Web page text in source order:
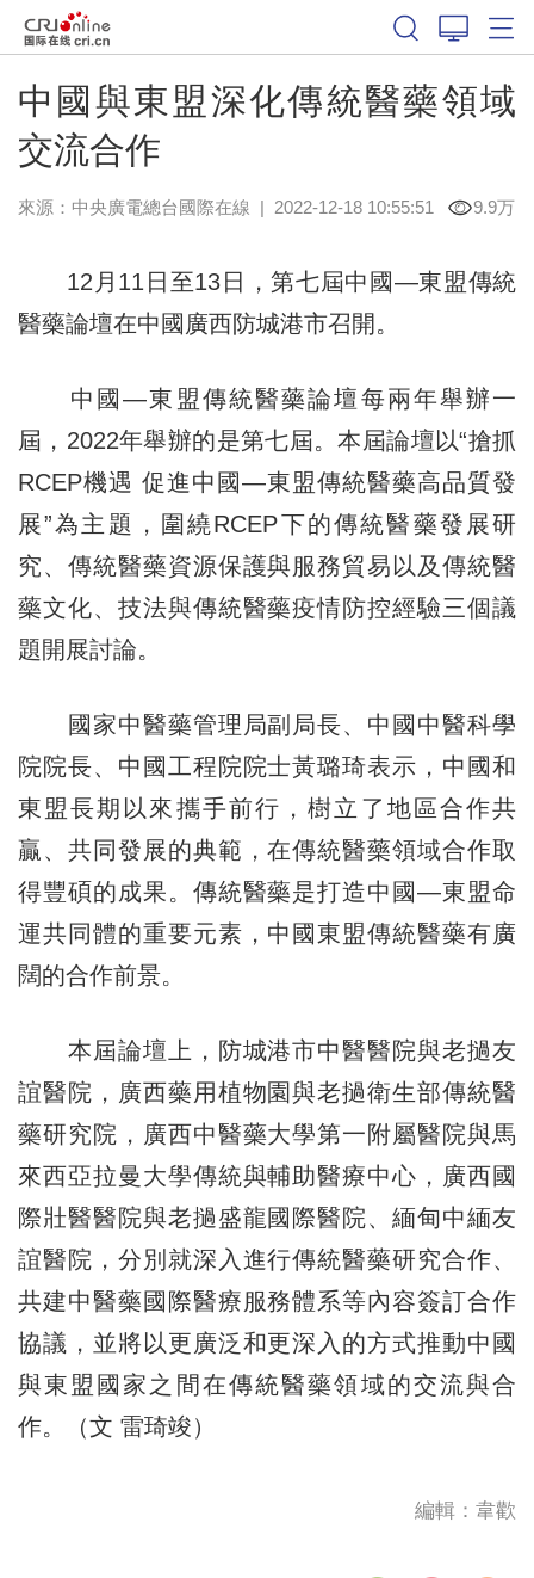
中國與東盟深化傳統醫藥領域
交流合作
來源：中央廣電總台國際在線 | 2022-12-18 10:55:51 9.9万
12月11日至13日，第七屆中國—東盟傳統
醫藥論壇在中國廣西防城港市召開。
中國—東盟傳統醫藥論壇每兩年舉辦一
屆，2022年舉辦的是第七屆。本屆論壇以“搶抓
RCEP機遇 促進中國—東盟傳統醫藥高品質發
展”為主題，圍繞RCEP下的傳統醫藥發展研
究、傳統醫藥資源保護與服務貿易以及傳統醫
藥文化、技法與傳統醫藥疫情防控經驗三個議
題開展討論。
國家中醫藥管理局副局長、中國中醫科學
院院長、中國工程院院士黃璐琦表示，中國和
東盟長期以來攜手前行，樹立了地區合作共
贏、共同發展的典範，在傳統醫藥領域合作取
得豐碩的成果。傳統醫藥是打造中國—東盟命
運共同體的重要元素，中國東盟傳統醫藥有廣
闊的合作前景。
本屆論壇上，防城港市中醫醫院與老撾友
誼醫院，廣西藥用植物園與老撾衛生部傳統醫
藥研究院，廣西中醫藥大學第一附屬醫院與馬
來西亞拉曼大學傳統與輔助醫療中心，廣西國
際壯醫醫院與老撾盛龍國際醫院、緬甸中緬友
誼醫院，分別就深入進行傳統醫藥研究合作、
共建中醫藥國際醫療服務體系等內容簽訂合作
協議，並將以更廣泛和更深入的方式推動中國
與東盟國家之間在傳統醫藥領域的交流與合
作。（文 雷琦竣）
編輯：韋歡